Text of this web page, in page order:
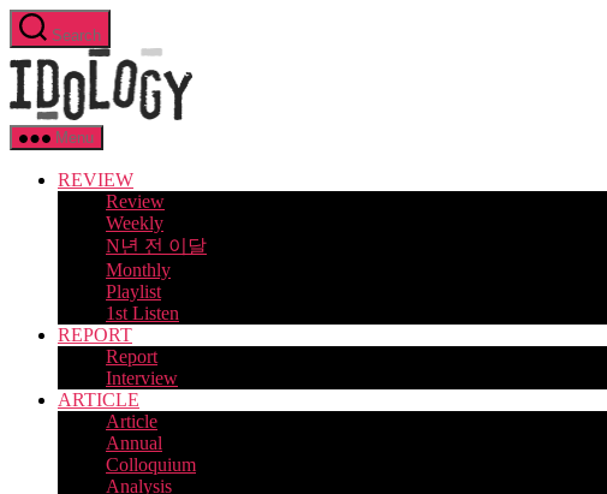
Skip
to
the
content
Search
Menu
REVIEW
Review
Weekly
N년 전 이달
Monthly
Playlist
1st Listen
REPORT
Report
Interview
ARTICLE
Article
Annual
Colloquium
Analysis